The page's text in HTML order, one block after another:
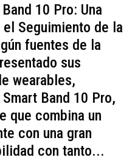
10 Pro: Una
Seguimiento de la
fuentes de la
sus
wearables,
Band 10 Pro,
que combina un
con una gran
con tanto...